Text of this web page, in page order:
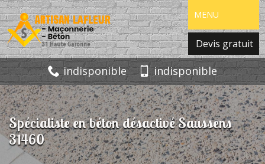
MENU
Devis gratuit
indisponible indisponible
Spécialiste en béton désactivé Saussens
31460